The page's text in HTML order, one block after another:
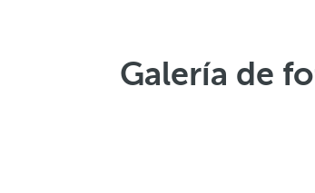
Galería de